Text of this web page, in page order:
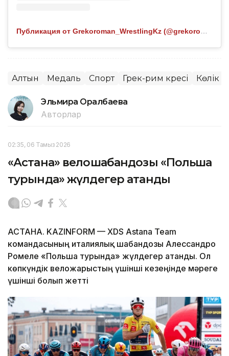
Публикация от Grekoroman_WrestlingKz (@grekoroman_wrestlingkz)
Алтын Медаль Спорт Грек-рим күресі Көлік
Эльмира Оралбаева
Авторлар
02:35, 06 Тамыз 2026
«Астана» велошабандозы «Польша
турында» жүлдегер атанды
АСТАНА. KAZINFORM — XDS Astana Team
командасының италиялық шабандозы Алессандро
Ромеле «Польша турында» жүлдегер атанды. Ол
көпкүндік веложарыстың үшінші кезеңінде мәреге
үшінші болып жетті